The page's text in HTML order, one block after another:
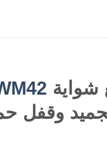
شواية
تجميد وقفل